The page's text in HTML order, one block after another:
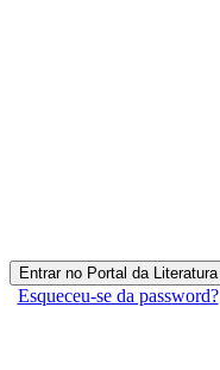
Esqueceu-se da password?